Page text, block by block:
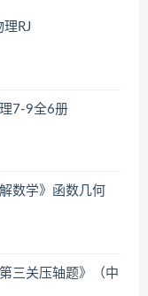
RJ
7-9全6册
数学》函数几何
三关压轴题》（中